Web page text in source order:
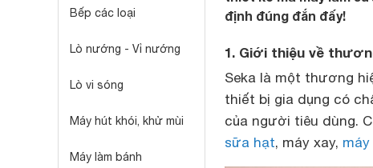
Bếp các loại
Lò nướng - Vỉ nướng
Lò vi sóng
Máy hút khói, khử mùi
Máy làm bánh
định đúng đắn đấy!
1. Giới thiệu về
Seka là một thương
thiết bị gia dụng có
của người tiêu dùng.
sữa hạt, máy xay,